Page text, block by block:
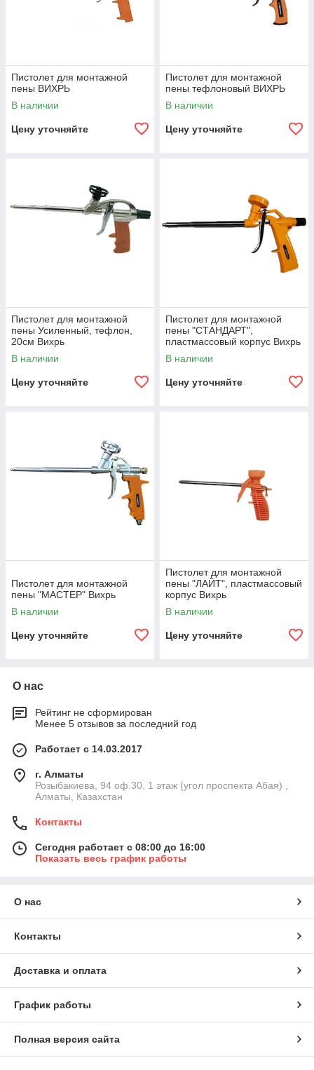
Пистолет для монтажной
пены ВИХРЬ
В наличии
Цену уточняйте
Пистолет для монтажной
пены тефлоновый ВИХРЬ
В наличии
Цену уточняйте
Пистолет для монтажной
пены Усиленный, тефлон,
20см Вихрь
В наличии
Цену уточняйте
Пистолет для монтажной
пены "СТАНДАРТ",
пластмассовый корпус Вихрь
В наличии
Цену уточняйте
Пистолет для монтажной
пены "МАСТЕР" Вихрь
В наличии
Цену уточняйте
Пистолет для монтажной
пены "ЛАЙТ", пластмассовый
корпус Вихрь
В наличии
Цену уточняйте
О нас
Рейтинг не сформирован
Менее 5 отзывов за последний год
Работает с 14.03.2017
г. Алматы
Розыбакиева, 94 оф.30, 1 этаж (угол проспекта Абая) ,
Алматы, Казахстан
Контакты
Сегодня работает с 08:00 до 16:00
Показать весь график работы
О нас
Контакты
Доставка и оплата
График работы
Полная версия сайта